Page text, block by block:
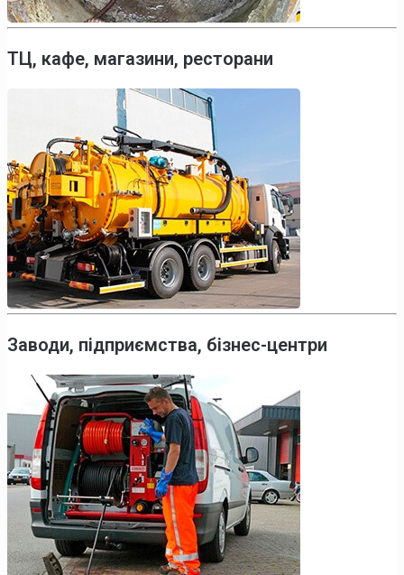
ТЦ, кафе, магазини, ресторани
Заводи, підприємства, бізнес-центри